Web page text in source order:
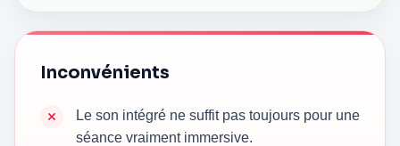
Inconvénients
Le son intégré ne suffit pas toujours pour une
séance vraiment immersive.